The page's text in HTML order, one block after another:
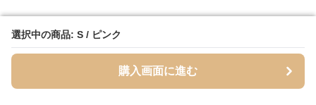
選択中の商品: S / ピンク
購入画面に進む
選択中の商品: S / ピンク
購入画面に進む